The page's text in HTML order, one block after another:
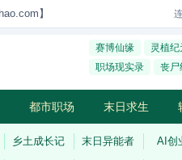
】
赛博仙缘 灵植纪
职场现实录
丧尸
都市职场 末日求生
乡土成长记 末日异能者 AI创